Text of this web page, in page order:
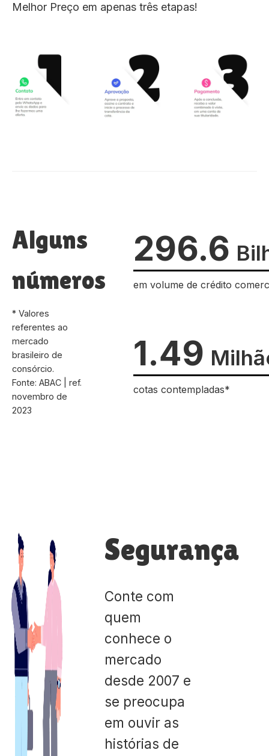
Melhor Preço em apenas três etapas!
Alguns
números
* Valores
referentes ao
mercado
brasileiro de
consórcio.
Fonte: ABAC | ref.
novembro de
2023
296.6
em volume de crédito
1.49
cotas contempladas*
Segurança
Conte com
quem
conhece o
mercado
desde 2007 e
se preocupa
em ouvir as
histórias de